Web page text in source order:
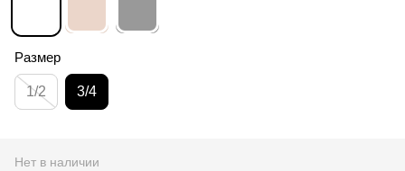
Размер
1/2 3/4
Нет в наличии